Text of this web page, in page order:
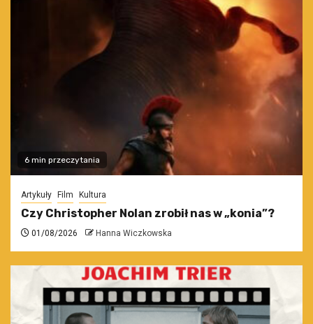
6 min przeczytania
Artykuły Film Kultura
Czy Christopher Nolan zrobił nas w „konia”?
01/08/2026 Hanna Wiczkowska